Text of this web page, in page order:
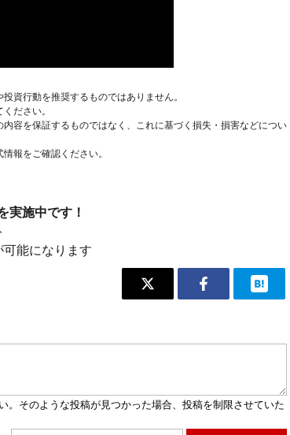
資行動を推奨するものではありません。
ださい。
容を保証するものではなく、これに基づく損失・損害などについ
報をご確認ください。
実施中です！
能になります